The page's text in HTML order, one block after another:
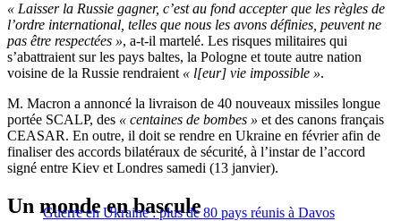
« Laisser la Russie gagner, c’est au fond accepter que les règles de
l’ordre international, telles que nous les avons définies, peuvent ne
pas être respectées », a-t-il martelé. Les risques militaires qui
s’abattraient sur les pays baltes, la Pologne et toute autre nation
voisine de la Russie rendraient « l[eur] vie impossible ».
M. Macron a annoncé la livraison de 40 nouveaux missiles longue
portée SCALP, des « centaines de bombes » et des canons français
CEASAR. En outre, il doit se rendre en Ukraine en février afin de
finaliser des accords bilatéraux de sécurité, à l’instar de l’accord
signé entre Kiev et Londres samedi (13 janvier).
Guerre en Ukraine : plus de 80 pays réunis à Davos
Un monde en bascule